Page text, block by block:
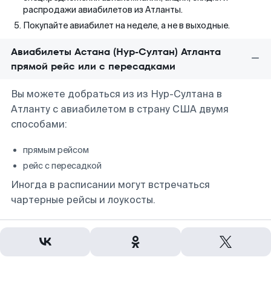
распродажи авиабилетов из Атланты.
Покупайте авиабилет на неделе, а не в выходные.
Авиабилеты Астана (Нур-Султан) Атланта
прямой рейс или с пересадками
Вы можете добраться из из Нур-Султана в
Атланту с авиабилетом в страну США двумя
способами:
прямым рейсом
рейс с пересадкой
Иногда в расписании могут встречаться
чартерные рейсы и лоукосты.